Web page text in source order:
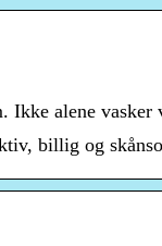
Ikke alene
billig og